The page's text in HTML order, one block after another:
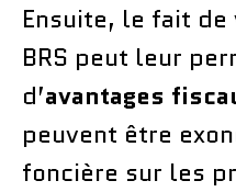
Ensuite, le fait
BRS peut leur
d’avantages
peuvent être
foncière sur les